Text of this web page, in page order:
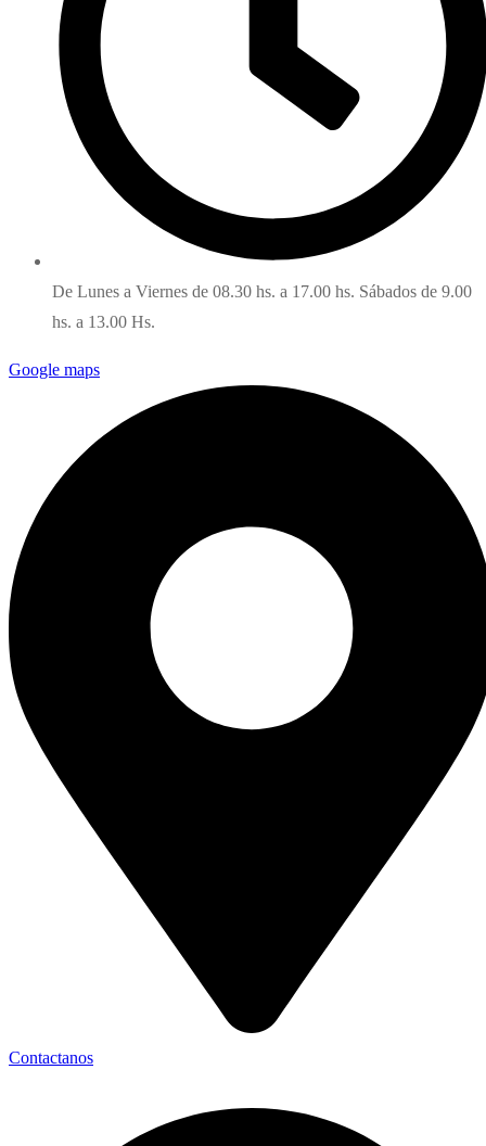
De Lunes a Viernes de 08.30 hs. a 17.00 hs. Sábados de 9.00
hs. a 13.00 Hs.
Google maps
Contactanos